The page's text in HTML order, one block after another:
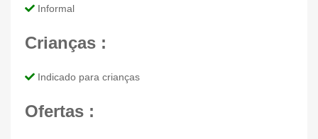
Informal
Crianças :
Indicado para crianças
Ofertas :